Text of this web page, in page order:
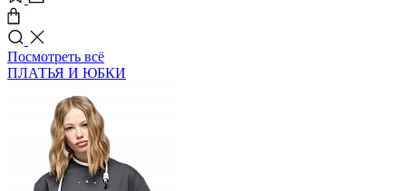
Посмотреть всё
ПЛАТЬЯ И ЮБКИ